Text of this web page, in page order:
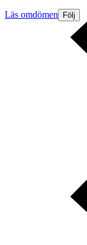
Läs omdömen Följ